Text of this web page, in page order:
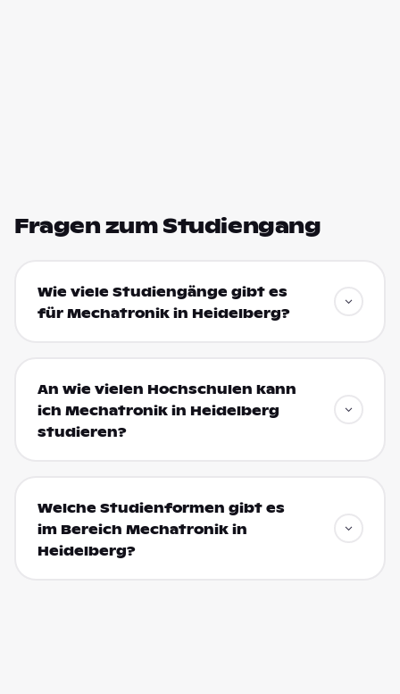
Fragen zum Studiengang
Wie viele Studiengänge gibt es
für Mechatronik in Heidelberg?
An wie vielen Hochschulen kann
ich Mechatronik in Heidelberg
studieren?
Welche Studienformen gibt es
im Bereich Mechatronik in
Heidelberg?